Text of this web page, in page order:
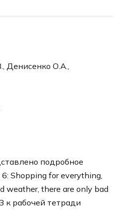
Денисенко О.А.,
подробное
Shopping for everything,
weather, there are only bad
к рабочей тетради